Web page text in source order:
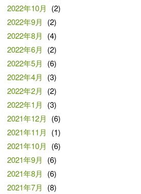
2022年10月
(2)
2022年9月
(2)
2022年8月
(4)
2022年6月
(2)
2022年5月
(6)
2022年4月
(3)
2022年2月
(2)
2022年1月
(3)
2021年12月
(6)
2021年11月
(1)
2021年10月
(6)
2021年9月
(6)
2021年8月
(6)
2021年7月
(8)